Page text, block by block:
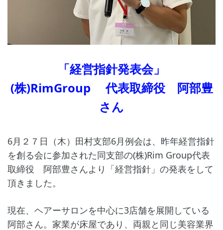
「経営指針発表会」
(株)RimGroup 代表取締役 阿部豊
さん
6月２７日（木）田村支部6月例会は、昨年経営指針
を創る会に参加された同支部の(株)Rim Group代表
取締役 阿部豊さんより「経営指針」の発表をして
頂きました。
現在、ヘアーサロンを中心に3店舗を展開している
阿部さん。家業が床屋であり、両親と同じ美容業界